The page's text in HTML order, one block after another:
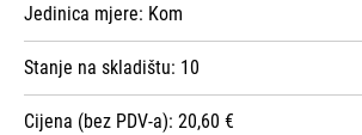
Jedinica mjere: Kom
Stanje na skladištu: 10
Cijena (bez PDV-a): 20,60 €